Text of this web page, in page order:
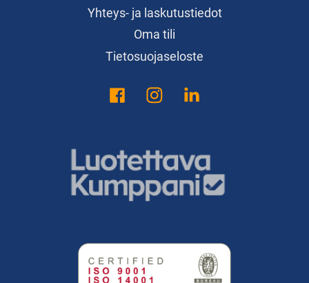
Yhteys- ja laskutustiedot
Oma tili
Tietosuojaseloste